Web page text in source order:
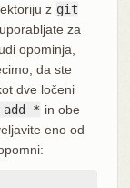
z git
za
opominja,
da ste
dve ločeni
* in obe
eno od